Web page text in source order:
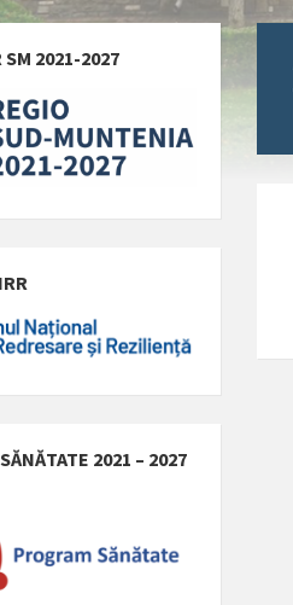
SM 2021-2027
2021 – 2027